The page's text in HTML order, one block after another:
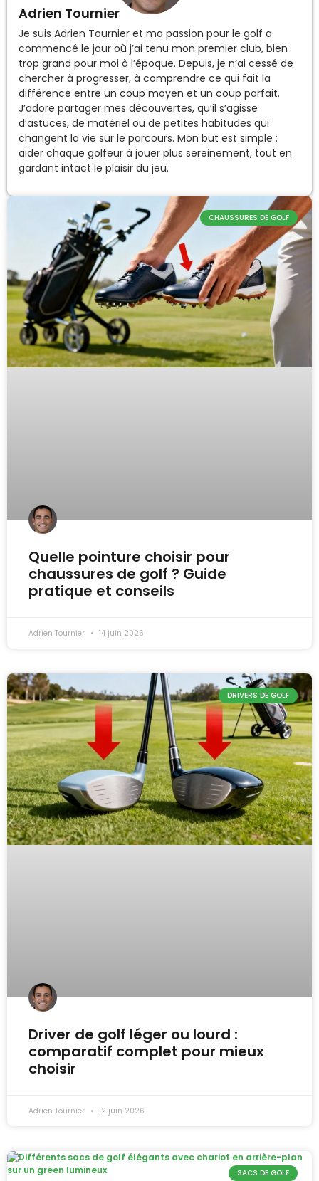
Adrien Tournier
Je suis Adrien Tournier et ma passion pour le golf a
commencé le jour où j’ai tenu mon premier club, bien
trop grand pour moi à l’époque. Depuis, je n’ai cessé de
chercher à progresser, à comprendre ce qui fait la
différence entre un coup moyen et un coup parfait.
J’adore partager mes découvertes, qu’il s’agisse
d’astuces, de matériel ou de petites habitudes qui
changent la vie sur le parcours. Mon but est simple :
aider chaque golfeur à jouer plus sereinement, tout en
gardant intact le plaisir du jeu.
CHAUSSURES DE GOLF
Quelle pointure choisir pour
chaussures de golf ? Guide
pratique et conseils
Adrien Tournier 14 juin 2026
DRIVERS DE GOLF
Driver de golf léger ou lourd :
comparatif complet pour mieux
choisir
Adrien Tournier 12 juin 2026
SACS DE GOLF